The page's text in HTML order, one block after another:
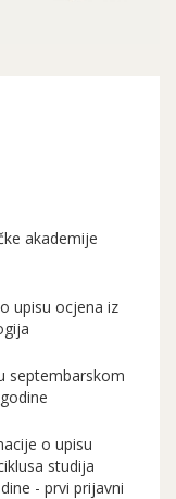
akademije
upisu ocjena iz
septembarskom
o upisu
studija
- prvi prijavni